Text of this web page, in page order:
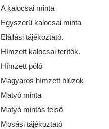
A kalocsai minta
Egyszerű kalocsai minta
Elállási tájékoztató.
Hímzett kalocsai terítők.
Hímzett póló
Magyaros hímzett blúzok
Matyó minta
Matyó mintás felső
Mosási tájékoztató